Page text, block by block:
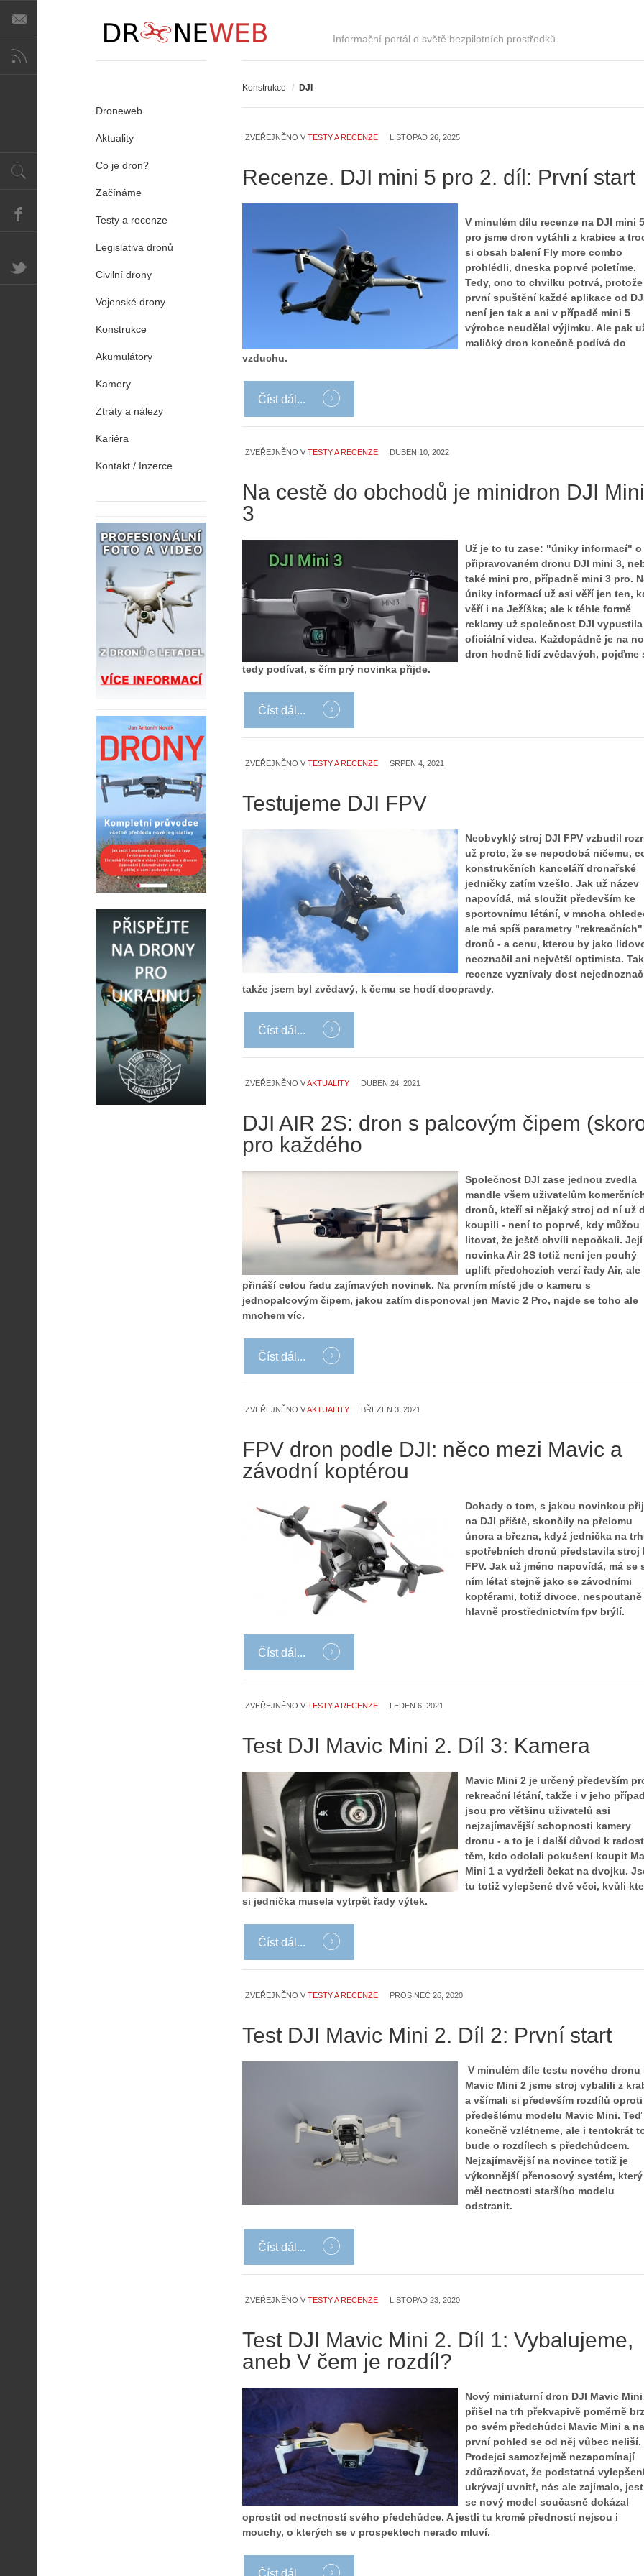
Informační portál o světě bezpilotních prostředků
Konstrukce / DJI
ZVEŘEJNĚNO V TESTY A RECENZE LISTOPAD 26, 2025
Recenze. DJI mini 5 pro 2. díl: První start
V minulém dílu recenze na DJI mini 5
pro jsme dron vytáhli z krabice a
si obsah balení Fly more combo
prohlédli, dneska poprvé poletíme.
Tedy, ono to chvilku potrvá, protože
první spuštění každé aplikace od
není jen tak a ani v případě mini 5
výrobce neudělal výjimku. Ale pak
maličký dron konečně podívá do
vzduchu.
Číst dál...
ZVEŘEJNĚNO V TESTY A RECENZE DUBEN 10, 2022
Na cestě do obchodů je minidron DJI Mini
3
Už je to tu zase: "úniky informací" o
připravovaném dronu DJI mini 3,
také mini pro, případně mini 3 pro.
úniky informací už asi věří jen ten,
věří i na Ježíška; ale k téhle formě
reklamy už společnost DJI vypustila
oficiální videa. Každopádně je na
dron hodně lidí zvědavých, pojďme
tedy podívat, s čím prý novinka přijde.
Číst dál...
ZVEŘEJNĚNO V TESTY A RECENZE SRPEN 4, 2021
Testujeme DJI FPV
Neobvyklý stroj DJI FPV vzbudil
už proto, že se nepodobá ničemu,
konstrukčních kanceláří dronařské
jedničky zatím vzešlo. Jak už název
napovídá, má sloužit především ke
sportovnímu létání, v mnoha
ale má spíš parametry "rekreačních"
dronů - a cenu, kterou by jako
neoznačil ani největší optimista.
recenze vyznívaly dost
takže jsem byl zvědavý, k čemu se hodí doopravdy.
Číst dál...
ZVEŘEJNĚNO VAKTUALITY DUBEN 24, 2021
DJI AIR 2S: dron s palcovým čipem
pro každého
Společnost DJI zase jednou zvedla
mandle všem uživatelům
dronů, kteří si nějaký stroj od ní už
koupili - není to poprvé, kdy můžou
litovat, že ještě chvíli nepočkali. Její
novinka Air 2S totiž není jen pouhý
uplift předchozích verzí řady Air, ale
přináší celou řadu zajímavých novinek. Na prvním místě jde o kameru s
jednopalcovým čipem, jakou zatím disponoval jen Mavic 2 Pro, najde se toho ale
mnohem víc.
Číst dál...
ZVEŘEJNĚNO VAKTUALITY BŘEZEN 3, 2021
FPV dron podle DJI: něco mezi Mavic a
závodní koptérou
Dohady o tom, s jakou novinkou
na DJI příště, skončily na přelomu
února a března, když jednička na
spotřebních dronů představila stroj
FPV. Jak už jméno napovídá, má se
ním létat stejně jako se závodními
koptérami, totiž divoce, nespoutaně
hlavně prostřednictvím fpv brýlí.
Číst dál...
ZVEŘEJNĚNO V TESTY A RECENZE LEDEN 6, 2021
Test DJI Mavic Mini 2. Díl 3: Kamera
Mavic Mini 2 je určený především
rekreační létání, takže i v jeho
jsou pro většinu uživatelů asi
nejzajímavější schopnosti kamery
dronu - a to je i další důvod k
těm, kdo odolali pokušení koupit
Mini 1 a vydrželi čekat na dvojku.
tu totiž vylepšené dvě věci, kvůli
si jednička musela vytrpět řady výtek.
Číst dál...
ZVEŘEJNĚNO V TESTY A RECENZE PROSINEC 26, 2020
Test DJI Mavic Mini 2. Díl 2: První start
V minulém díle testu nového dronu
Mavic Mini 2 jsme stroj vybalili z
a všímali si především rozdílů oproti
předešlému modelu Mavic Mini. Teď
konečně vzlétneme, ale i tentokrát
bude o rozdílech s předchůdcem.
Nejzajímavější na novince totiž je
výkonnější přenosový systém,
měl nectnosti staršího modelu
odstranit.
Číst dál...
ZVEŘEJNĚNO V TESTY A RECENZE LISTOPAD 23, 2020
Test DJI Mavic Mini 2. Díl 1: Vybalujeme,
aneb V čem je rozdíl?
Nový miniaturní dron DJI Mavic Mini
přišel na trh překvapivě poměrně
po svém předchůdci Mavic Mini a na
první pohled se od něj vůbec neliší.
Prodejci samozřejmě nezapomínají
zdůrazňovat, že podstatná
ukrývají uvnitř, nás ale zajímalo,
se nový model současně dokázal
oprostit od nectností svého předchůdce. A jestli tu kromě předností nejsou i
mouchy, o kterých se v prospektech nerado mluví.
Číst dál...
Droneweb
Aktuality
Co je dron?
Začínáme
Testy a recenze
Legislativa dronů
Civilní drony
Vojenské drony
Konstrukce
Akumulátory
Kamery
Ztráty a nálezy
Kariéra
Kontakt / Inzerce